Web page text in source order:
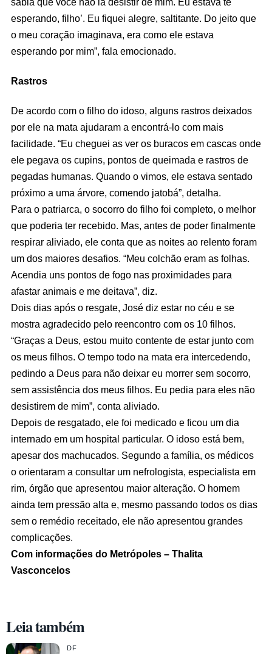
esperando, filho’. Eu fiquei alegre, saltitante. Do jeito que
o meu coração imaginava, era como ele estava
esperando por mim”, fala emocionado.
Rastros
De acordo com o filho do idoso, alguns rastros deixados
por ele na mata ajudaram a encontrá-lo com mais
facilidade. “Eu cheguei as ver os buracos em cascas onde
ele pegava os cupins, pontos de queimada e rastros de
pegadas humanas. Quando o vimos, ele estava sentado
próximo a uma árvore, comendo jatobá”, detalha.
Para o patriarca, o socorro do filho foi completo, o melhor
que poderia ter recebido. Mas, antes de poder finalmente
respirar aliviado, ele conta que as noites ao relento foram
um dos maiores desafios. “Meu colchão eram as folhas.
Acendia uns pontos de fogo nas proximidades para
afastar animais e me deitava”, diz.
Dois dias após o resgate, José diz estar no céu e se
mostra agradecido pelo reencontro com os 10 filhos.
“Graças a Deus, estou muito contente de estar junto com
os meus filhos. O tempo todo na mata era intercedendo,
pedindo a Deus para não deixar eu morrer sem socorro,
sem assistência dos meus filhos. Eu pedia para eles não
desistirem de mim”, conta aliviado.
Depois de resgatado, ele foi medicado e ficou um dia
internado em um hospital particular. O idoso está bem,
apesar dos machucados. Segundo a família, os médicos
o orientaram a consultar um nefrologista, especialista em
rim, órgão que apresentou maior alteração. O homem
ainda tem pressão alta e, mesmo passando todos os dias
sem o remédio receitado, ele não apresentou grandes
complicações.
Com informações do Metrópoles – Thalita
Vasconcelos
Leia também
DF